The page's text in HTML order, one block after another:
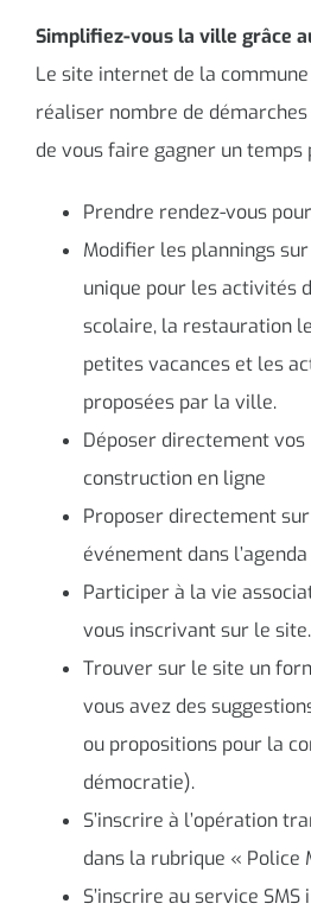
Simplifiez-vous la ville grâce
Le site internet de la
réaliser nombre de
de vous faire gagner un temps
Prendre rendez-vous
Modifier les plannings
unique pour les activités
scolaire, la restauration
petites vacances et les
proposées par la ville.
Déposer directement vos
construction en ligne
Proposer directement
événement dans
Participer à la vie
vous inscrivant sur le site.
Trouver sur le site un
vous avez des
ou propositions pour la
démocratie).
S’inscrire à l’opération
dans la rubrique « Police
S’inscrire au service